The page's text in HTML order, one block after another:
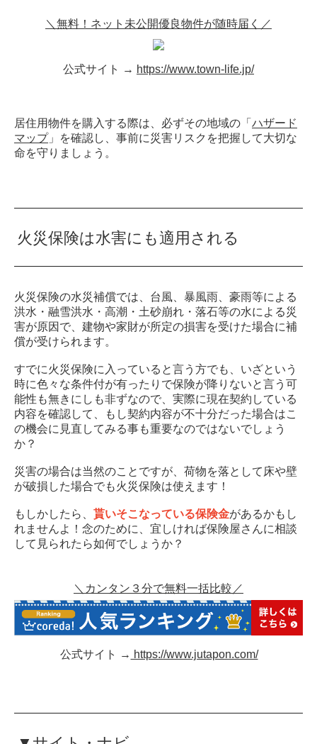
＼無料！ネット未公開優良物件が随時届く／
公式サイト → https://www.town-life.jp/
居住用物件を購入する際は、必ずその地域の「 ハザード
マップ」を確認し、事前に災害リスクを把握して大切な
命を守りましょう。
火災保険は水害にも適用される
火災保険の水災補償では、台風、暴風雨、豪雨等による
洪水・融雪洪水・高潮・土砂崩れ・落石等の水による災
害が原因で、建物や家財が所定の損害を受けた場合に補
償が受けられます。
すでに火災保険に入っていると言う方でも、いざという
時に色々な条件付が有ったりで保険が降りないと言う可
能性も無きにしも非ずなので、実際に現在契約している
内容を確認して、もし契約内容が不十分だった場合はこ
の機会に見直してみる事も重要なのではないでしょう
か？
災害の場合は当然のことですが、荷物を落として床や壁
が破損した場合でも火災保険は使えます！
もしかしたら、 貰いそこなっている保険金があるかもし
れませんよ！念のために、宜しければ保険屋さんに相談
して見られたら如何でしょうか？
＼カンタン３分で無料一括比較／
公式サイト → https://www.jutapon.com/